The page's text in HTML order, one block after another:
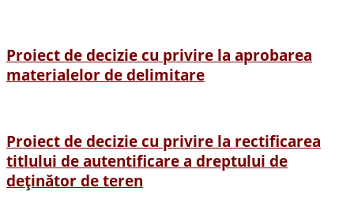
Proiect de decizie cu privire la aprobarea
materialelor de delimitare
Proiect de decizie cu privire la rectificarea
titlului de autentificare a dreptului de
deținător de teren